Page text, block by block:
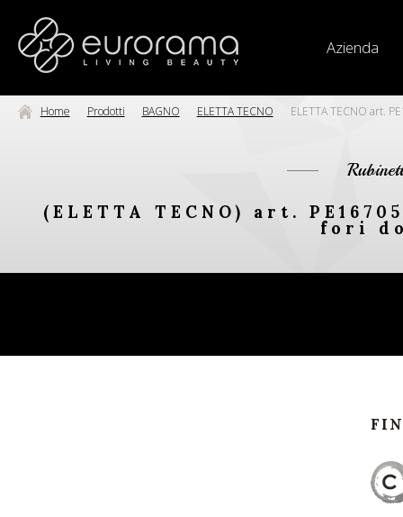
Azienda
Home Prodotti BAGNO ELETTA TECNO ELETTA TECNO art.
(ELETTA TECNO) art.
fori